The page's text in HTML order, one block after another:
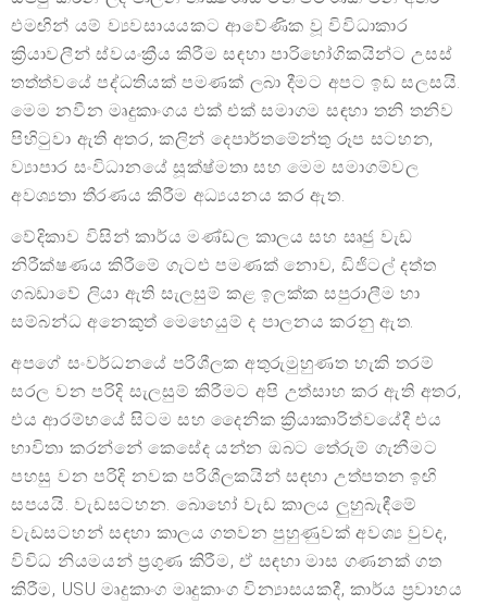
එමඟින් යම් ව්‍යවසායයකට ආවේණික වූ විවිධාකාර
ක්‍රියාවලීන් ස්වයංක්‍රීය කිරීම සඳහා පාරිභෝගිකයින්ට උසස්
තත්ත්වයේ පද්ධතියක් පමණක් ලබා දීමට අපට ඉඩ සලසයි.
මෙම නවීන මෘදුකාංගය එක් එක් සමාගම සඳහා තනි තනිව
පිහිටුවා ඇති අතර, කලින් දෙපාර්තමේන්තු රූප සටහන,
ව්‍යාපාර සංවිධානයේ සූක්ෂ්මතා සහ මෙම සමාගම්වල
අවශ්‍යතා තීරණය කිරීම අධ්‍යයනය කර ඇත.
වේදිකාව විසින් කාර්ය මණ්ඩල කාලය සහ සෘජු වැඩ
නිරීක්ෂණය කිරීමේ ගැටළු පමණක් නොව, ඩිජිටල් දත්ත
ගබඩාවේ ලියා ඇති සැලසුම් කළ ඉලක්ක සපුරාලීම හා
සම්බන්ධ අනෙකුත් මෙහෙයුම් ද පාලනය කරනු ඇත.
අපගේ සංවර්ධනයේ පරිශීලක අතුරුමුහුණත හැකි තරම්
සරල වන පරිදි සැලසුම් කිරීමට අපි උත්සාහ කර ඇති අතර,
එය ආරම්භයේ සිටම සහ දෛනික ක්‍රියාකාරිත්වයේදී එය
භාවිතා කරන්නේ කෙසේද යන්න ඔබට තේරුම් ගැනීමට
පහසු වන පරිදි නවක පරිශීලකයින් සඳහා උත්පතන ඉඟි
සපයයි. වැඩසටහන. බොහෝ වැඩ කාලය ලුහුබැඳීමේ
වැඩසටහන් සඳහා කාලය ගතවන පුහුණුවක් අවශ්‍ය වුවද,
විවිධ නියමයන් ප්‍රගුණ කිරීම, ඒ සඳහා මාස ගණනක් ගත
කිරීම, USU මෘදුකාංග මෘදුකාංග වින්‍යාසයකදී, කාර්ය ප්‍රවාහය